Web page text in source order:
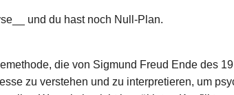
und du hast noch Null-Plan.
die von Sigmund Freud Ende des
zu verstehen und zu interpretieren, um